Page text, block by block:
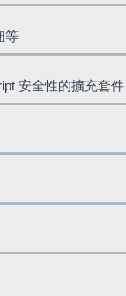
等
安全性的擴充套件